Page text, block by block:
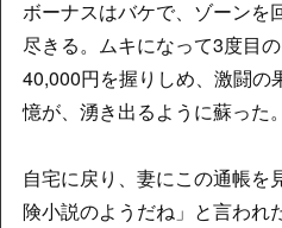
ボーナスはバケで、ゾーンを
尽きる。ムキになって3度目
40,000円を握りしめ、激闘の
憶が、湧き出るように蘇った。
自宅に戻り、妻にこの通帳を
険小説のようだね」と言われ